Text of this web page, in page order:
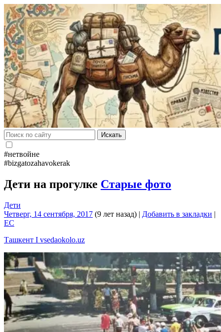
Искать
#нетвойне
#bizgatozahavokerak
Дети на прогулке Старые фото
Дети
Четверг, 14 сентября, 2017 (9 лет назад) | Добавить в закладки |
EC
Ташкент I vsedaokolo.uz